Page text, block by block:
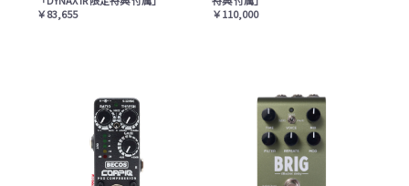
￥83,655
￥110,000